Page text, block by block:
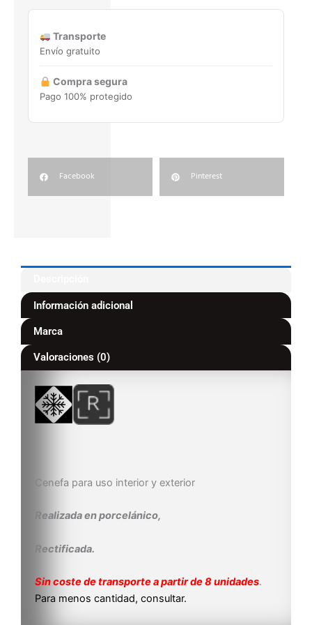
15x33,3
cantidad
Transporte
Envío gratuito
Compra segura
Pago 100% protegido
Facebook Pinterest
Información adicional
Marca
Valoraciones (0)
Cenefa para uso interior y exterior
Realizada en porcelánico,
Rectificada.
Sin coste de transporte a partir de 8 unidades.
Para menos cantidad, consultar.